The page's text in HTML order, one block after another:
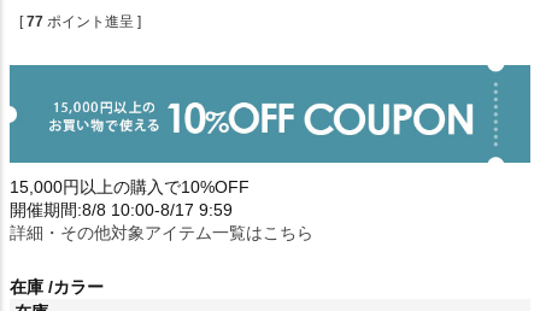
[ 77 ポイント進呈 ]
15,000円以上の購入で10%OFF
開催期間:8/8 10:00-8/17 9:59
詳細・その他対象アイテム一覧はこちら
在庫 カラー